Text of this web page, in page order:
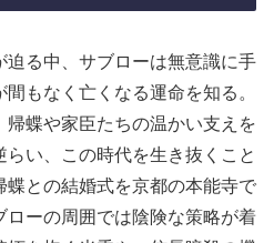
る中、サブローは無意識に手
もなく亡くなる運命を知る。
蝶や家臣たちの温かい支えを
い、この時代を生き抜くこと
蝶との結婚式を京都の本能寺で
ーの周囲では陰険な策略が着